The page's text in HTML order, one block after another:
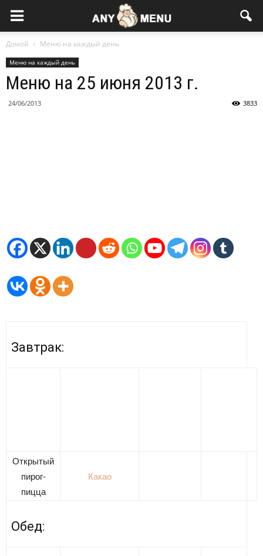
Домой Меню на каждый день
Меню на каждый день
Меню на 25 июня 2013 г.
24/06/2013 3833
Завтрак:
Открытый
пирог-
пицца
Какао
Обед: